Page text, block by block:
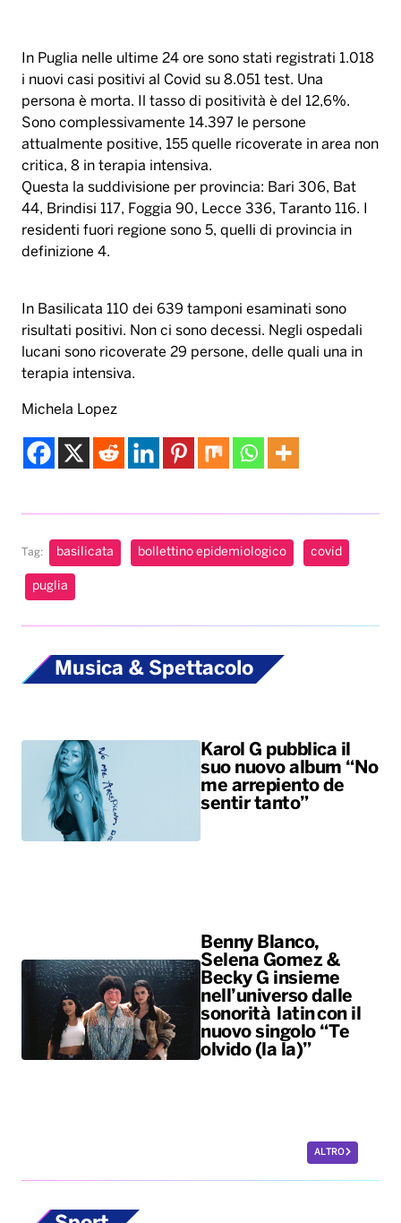
In Puglia nelle ultime 24 ore sono stati registrati 1.018
i nuovi casi positivi al Covid su 8.051 test. Una
persona è morta. Il tasso di positività è del 12,6%.
Sono complessivamente 14.397 le persone
attualmente positive, 155 quelle ricoverate in area non
critica, 8 in terapia intensiva.
Questa la suddivisione per provincia: Bari 306, Bat
44, Brindisi 117, Foggia 90, Lecce 336, Taranto 116. I
residenti fuori regione sono 5, quelli di provincia in
definizione 4.
In Basilicata 110 dei 639 tamponi esaminati sono
risultati positivi. Non ci sono decessi. Negli ospedali
lucani sono ricoverate 29 persone, delle quali una in
terapia intensiva.
Michela Lopez
Tag: basilicata bollettino epidemiologico covid
puglia
Musica & Spettacolo
Karol G pubblica il
suo nuovo album “No
me arrepiento de
sentir tanto”
Benny Blanco,
Selena Gomez &
Becky G insieme
nell’universo dalle
sonorità latin con il
nuovo singolo “Te
olvido (la la)”
ALTRO